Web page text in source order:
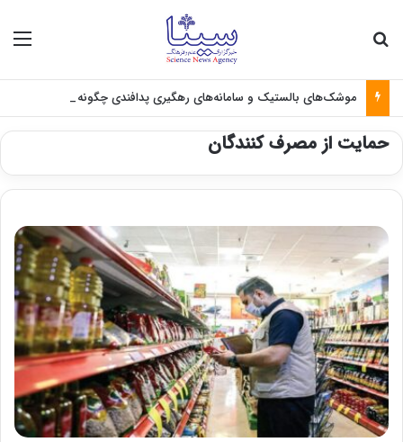
حمایت از مصرف کنندگان